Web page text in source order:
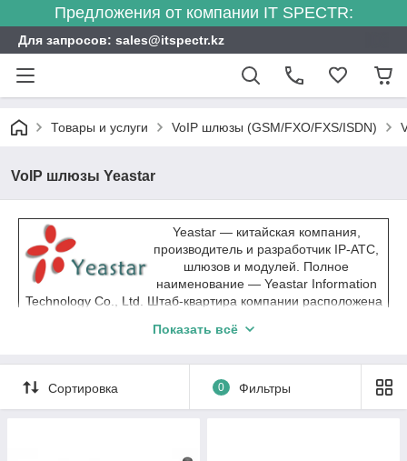
Предложения от компании IT SPECTR:
Для запросов: sales@itspectr.kz
Товары и услуги VoIP шлюзы (GSM/FXO/FXS/ISDN)
VoIP шлюзы Yeastar
Yeastar — китайская компания,
производитель и разработчик IP-АТС,
шлюзов и модулей. Полное
наименование — Yeastar Information
Technology Co., Ltd. Штаб-квартира компании расположена
представительства более чем в 100 странах мира, в том
Показать всё
Сортировка 0 Фильтры